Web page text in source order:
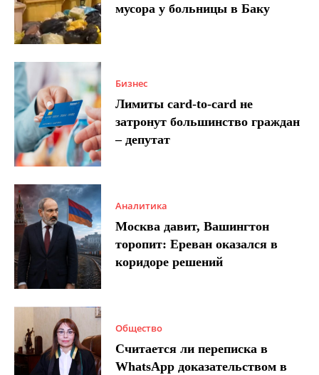
мусора у больницы в Баку
Бизнес
Лимиты card-to-card не
затронут большинство граждан
– депутат
Аналитика
Москва давит, Вашингтон
торопит: Ереван оказался в
коридоре решений
Общество
Считается ли переписка в
WhatsApp доказательством в